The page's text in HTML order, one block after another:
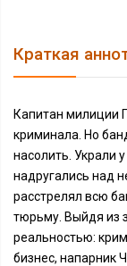
Краткая
Капитан милиции
криминала. Но
насолить. Украли
надругались над
расстрелял всю
тюрьму. Выйдя из
реальностью:
бизнес, напарник